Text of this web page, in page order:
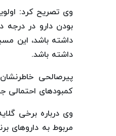
وی تصریح کرد:
بودن دارو در درجه
داشته باشد، این
داشته باشد.
پیرصالحی
کمبودهای احتمالی
وی درباره برخی
مربوط به داروهای